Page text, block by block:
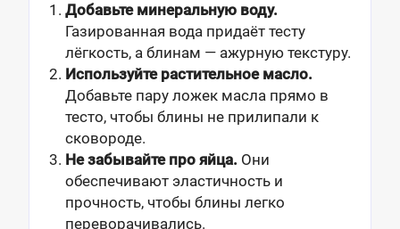
Добавьте минеральную воду.
Газированная вода придаёт тесту
лёгкость, а блинам — ажурную текстуру.
Используйте растительное масло.
Добавьте пару ложек масла прямо в
тесто, чтобы блины не прилипали к
сковороде.
Не забывайте про яйца. Они
обеспечивают эластичность и
прочность, чтобы блины легко
переворачивались.